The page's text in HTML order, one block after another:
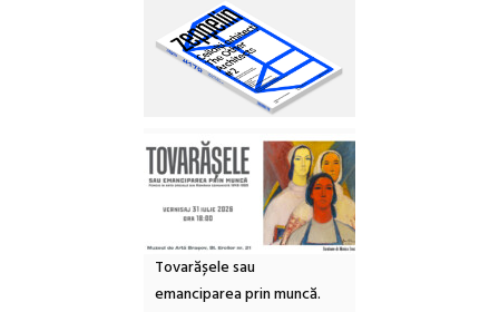
Tovarășele sau
emanciparea prin muncă.